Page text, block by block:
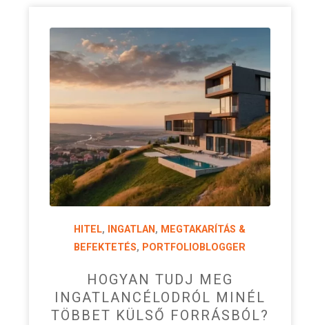
HITEL, INGATLAN , MEGTAKARÍTÁS &
BEFEKTETÉS, PORTFOLIOBLOGGER
HOGYAN TUDJ MEG
INGATLANCÉLODRÓL MINÉL
TÖBBET KÜLSŐ FORRÁSBÓL?